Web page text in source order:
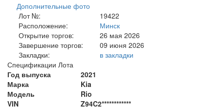
Дополнительные фото
Лот №:
19422
Расположение:
Минск
Открытие торгов:
26 мая 2026
Завершение торгов:
09 июня 2026
Закладки:
в закладки
Спецификации Лота
Год выпуска
2021
Марка
Kia
Модель
Rio
VIN
Z94C2************